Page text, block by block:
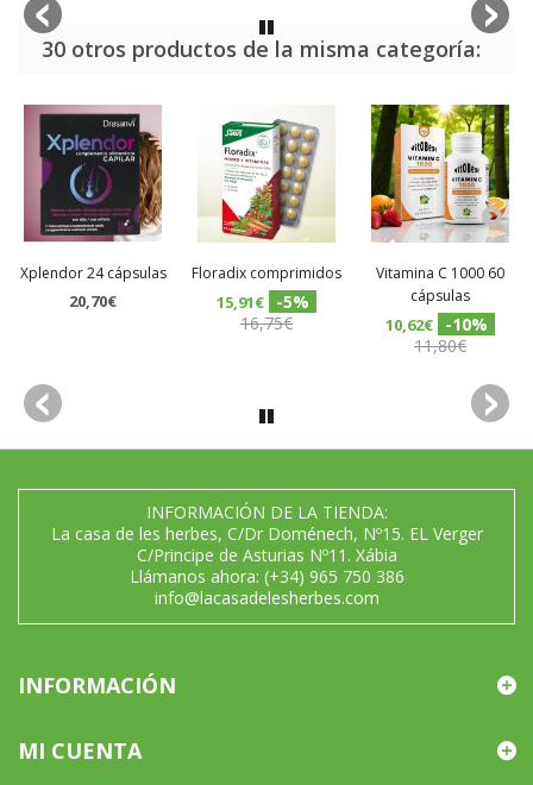
30 otros productos de la misma categoría:
Xplendor 24 cápsulas
20,70€
Floradix comprimidos
15,91€
-5%
16,75€
Vitamina C 1000 60
cápsulas
10,62€
-10%
11,80€
INFORMACIÓN DE LA TIENDA:
La casa de les herbes, C/Dr Doménech, Nº15. EL Verger
C/Principe de Asturias Nº11. Xábia
Llámanos ahora: (+34) 965 750 386
info@lacasadelesherbes.com
INFORMACIÓN
MI CUENTA